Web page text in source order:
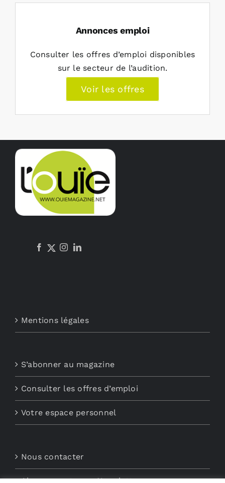
Annonces emploi
Consulter les offres d’emploi disponibles
sur le secteur de l’audition.
Voir les offres
Mentions légales
S’abonner au magazine
Consulter les offres d’emploi
Votre espace personnel
Nous contacter
Abonnements aux Newsletters